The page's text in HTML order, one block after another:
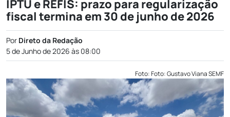
IPTU e REFIS: prazo para regularização
fiscal termina em 30 de junho de 2026
Por Direto da Redação
5 de Junho de 2026 às 08:00
Foto: Foto: Gustavo Viana SEMF